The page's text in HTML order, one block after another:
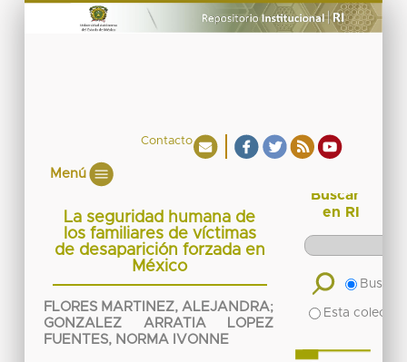
Contacto
Menú
La seguridad humana de
los familiares de víctimas
de desaparición forzada en
México
FLORES MARTINEZ, ALEJANDRA;
GONZALEZ ARRATIA LOPEZ
FUENTES, NORMA IVONNE
Buscar
en RI
Buscar
Esta